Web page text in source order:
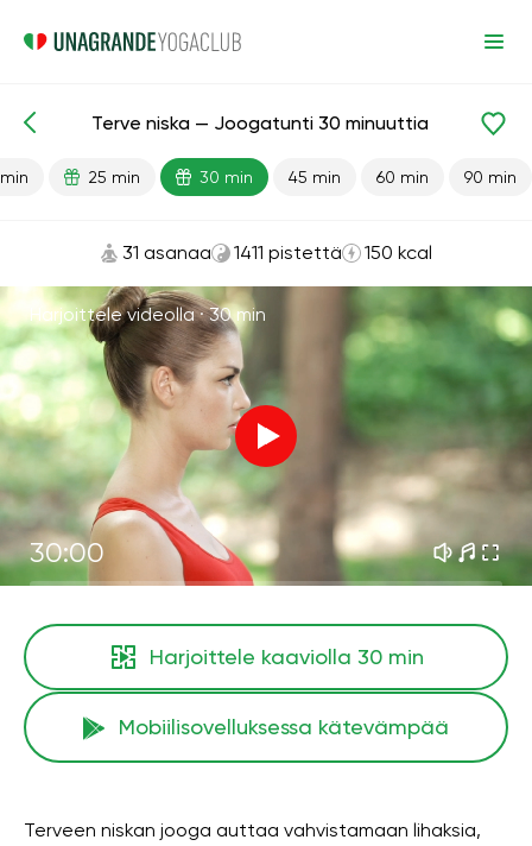
Valmiit oppitunnit Pää Kaula
Terve niska — Joogatunti 30 minuuttia
25 min 30 min 45 min 60 min 90 min
31 asanaa 1411 pistettä 150 kcal
Harjoittele videolla ·30 min
30:00
Harjoittele kaaviolla 30 min
Mobiilisovelluksessa kätevämpää
Terveen niskan jooga auttaa vahvistamaan lihaksia,